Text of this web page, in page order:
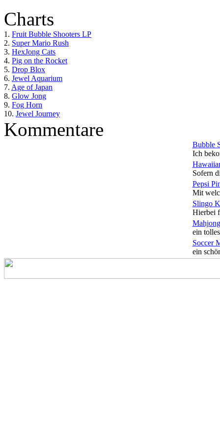
Charts
1. Fruit Bubble Shooters LP
2. Super Mario Rush
3. HexJong Cats
4. Pig on the Rocket
5. Drop Blox
6. Jewel Aquarium
7. Age of Japan
8. Glow Jong
9. Fog Horn
10. Jewel Journey
Kommentare
Bubble
Ich
Sofern
Pepsi
Mit
Slingo
Hierbei
ein
Soccer
ein